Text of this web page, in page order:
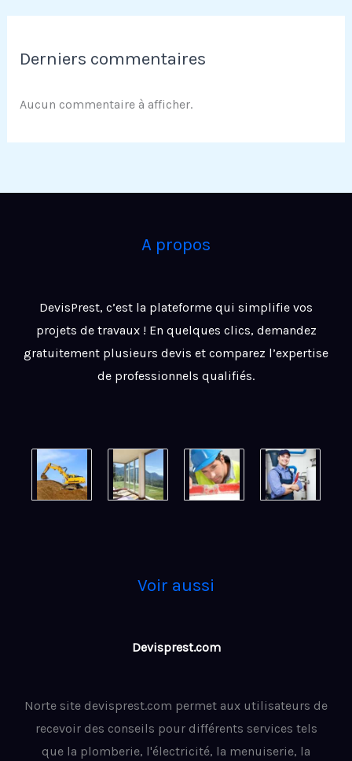
Derniers commentaires
Aucun commentaire à afficher.
A propos
DevisPrest, c’est la plateforme qui simplifie vos
projets de travaux ! En quelques clics, demandez
gratuitement plusieurs devis et comparez l’expertise
de professionnels qualifiés.
Voir aussi
Devisprest.com
Norte site devisprest.com permet aux utilisateurs de
recevoir des conseils pour différents services tels
que la plomberie, l'électricité, la menuiserie, la